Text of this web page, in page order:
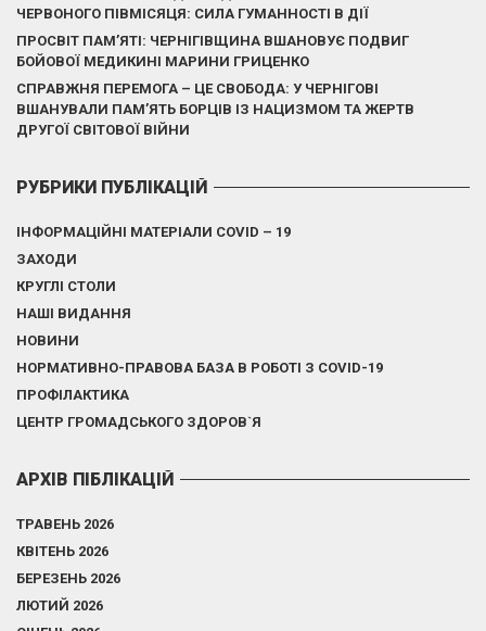
ЧЕРВОНОГО ПІВМІСЯЦЯ: СИЛА ГУМАННОСТІ В ДІЇ
ПРОСВІТ ПАМ’ЯТІ: ЧЕРНІГІВЩИНА ВШАНОВУЄ ПОДВИГ
БОЙОВОЇ МЕДИКИНІ МАРИНИ ГРИЦЕНКО
СПРАВЖНЯ ПЕРЕМОГА – ЦЕ СВОБОДА: У ЧЕРНІГОВІ
ВШАНУВАЛИ ПАМ’ЯТЬ БОРЦІВ ІЗ НАЦИЗМОМ ТА ЖЕРТВ
ДРУГОЇ СВІТОВОЇ ВІЙНИ
РУБРИКИ ПУБЛІКАЦІЙ
ІНФОРМАЦІЙНІ МАТЕРІАЛИ COVID – 19
ЗАХОДИ
КРУГЛІ СТОЛИ
НАШІ ВИДАННЯ
НОВИНИ
НОРМАТИВНО-ПРАВОВА БАЗА В РОБОТІ З COVID-19
ПРОФІЛАКТИКА
ЦЕНТР ГРОМАДСЬКОГО ЗДОРОВ`Я
АРХІВ ПІБЛІКАЦІЙ
ТРАВЕНЬ 2026
КВІТЕНЬ 2026
БЕРЕЗЕНЬ 2026
ЛЮТИЙ 2026